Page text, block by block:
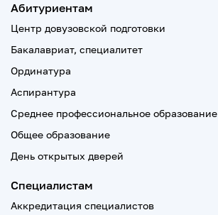
Абитуриентам
Центр довузовской подготовки
Бакалавриат, специалитет
Ординатура
Аспирантура
Среднее профессиональное образование
Общее образование
День открытых дверей
Специалистам
Аккредитация специалистов